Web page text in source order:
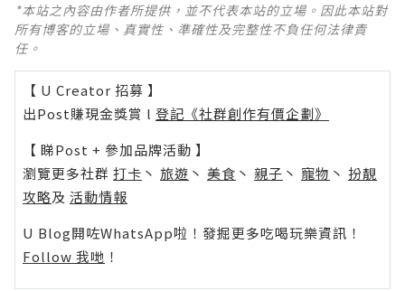
*本站之內容由作者所提供，並不代表本站的立場。因此本站對
所有博客的立場、真實性、準確性及完整性不負任何法律責
任。
【 U Creator 招募 】
出Post賺現金獎賞 l 登記《社群創作有價企劃》
【 睇Post + 參加品牌活動 】
瀏覽更多社群 打卡 丶 旅遊 丶 美食 丶 親子 丶 寵物 丶 扮靚
攻略及 活動情報
U Blog開咗WhatsApp啦！發掘更多吃喝玩樂資訊！
Follow 我哋 ！